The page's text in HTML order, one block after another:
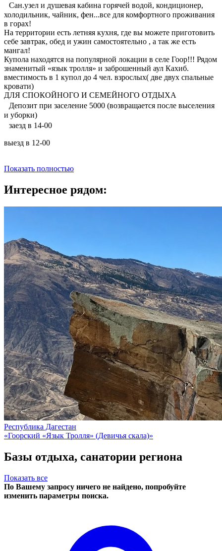
Сан.узел и душевая кабина горячей водой, кондиционер,
холодильник, чайник, фен...все для комфортного проживания
в горах!
На территории есть летняя кухня, где вы можете приготовить
себе завтрак, обед и ужин самостоятельно , а так же есть
мангал!
Купола находятся на популярной локации в селе Гоор!!! Рядом
знаменитый «язык тролля» и заброшенный аул Кахиб.
вместимость в 1 купол до 4 чел. взрослых( две двух спальные
кровати)
ДЛЯ СПОКОЙНОГО И СЕМЕЙНОГО ОТДЫХА
Депозит при заселение 5000 (возвращается после выселения
и уборки)
заезд в 14-00
выезд в 12-00
Показать полностью
Интересное рядом:
Республика Дагестан
«Гоорский «Язык Тролля» (Девичья скала)»
Базы отдыха, санатории региона
Показать все
По Вашему запросу ничего не найдено, попробуйте
изменить параметры поиска.